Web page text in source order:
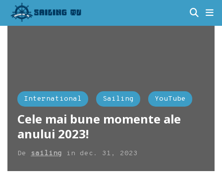
International Sailing YouTube
Cele mai bune momente ale
anului 2023!
De sailing in dec. 31, 2023